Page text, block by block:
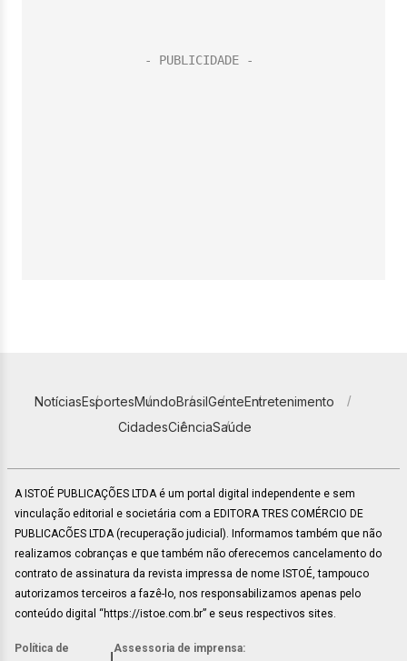
NotíciasEsportesMundoBrasilGenteEntretenimento
CidadesCiênciaSaúde
A ISTOÉ PUBLICAÇÕES LTDA é um portal digital independente e sem
vinculação editorial e societária com a EDITORA TRES COMÉRCIO DE
PUBLICACÕES LTDA (recuperação judicial). Informamos também que não
realizamos cobranças e que também não oferecemos cancelamento do
contrato de assinatura da revista impressa de nome ISTOÉ, tampouco
autorizamos terceiros a fazê-lo, nos responsabilizamos apenas pelo
conteúdo digital “https://istoe.com.br” e seus respectivos sites.
Política de Assessoria de imprensa: